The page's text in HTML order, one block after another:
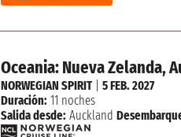
Oceania: Nueva Zelanda,
NORWEGIAN SPIRIT| 5 FEB. 2027
Duración: 11 noches
Salida desde: Auckland